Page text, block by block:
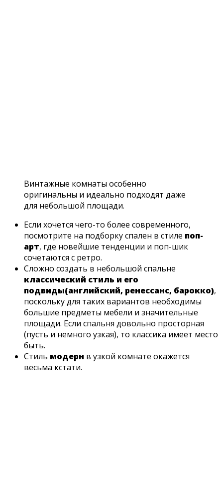
Винтажные комнаты особенно
оригинальны и идеально подходят даже
для небольшой площади.
Если хочется чего-то более современного,
посмотрите на подборку спален в стиле поп-
арт, где новейшие тенденции и поп-шик
сочетаются с ретро.
Сложно создать в небольшой спальне
классический стиль и его
подвиды(английский, ренессанс, барокко),
поскольку для таких вариантов необходимы
большие предметы мебели и значительные
площади. Если спальня довольно просторная
(пусть и немного узкая), то классика имеет место
быть.
Стиль модерн в узкой комнате окажется
весьма кстати.